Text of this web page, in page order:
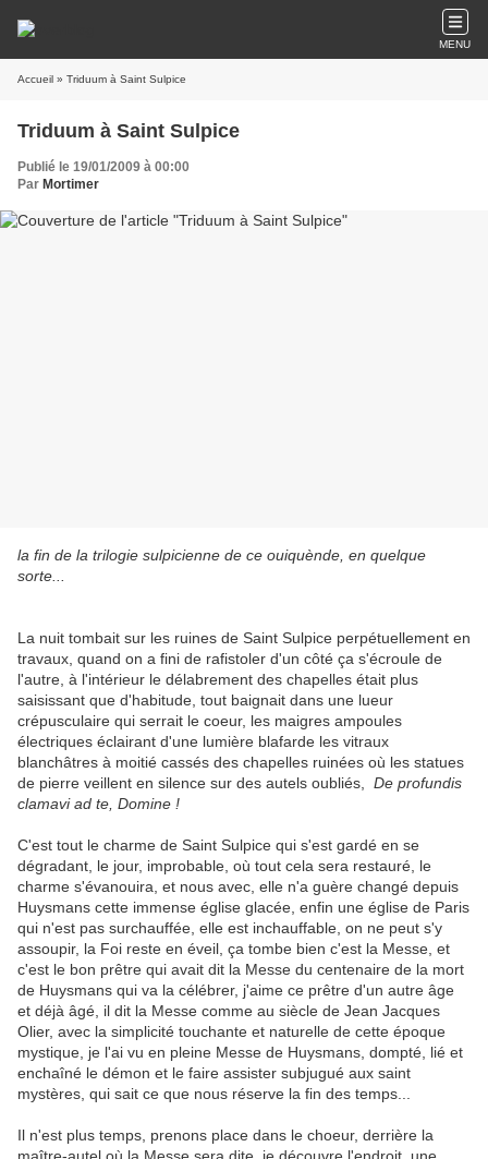
MENU
Accueil » Triduum à Saint Sulpice
Triduum à Saint Sulpice
Publié le 19/01/2009 à 00:00
Par Mortimer
la fin de la trilogie sulpicienne de ce ouiquènde, en quelque
sorte...
La nuit tombait sur les ruines de Saint Sulpice perpétuellement en
travaux, quand on a fini de rafistoler d'un côté ça s'écroule de
l'autre, à l'intérieur le délabrement des chapelles était plus
saisissant que d'habitude, tout baignait dans une lueur
crépusculaire qui serrait le coeur, les maigres ampoules
électriques éclairant d'une lumière blafarde les vitraux
blanchâtres à moitié cassés des chapelles ruinées où les statues
de pierre veillent en silence sur des autels oubliés, De profundis
clamavi ad te, Domine !
C'est tout le charme de Saint Sulpice qui s'est gardé en se
dégradant, le jour, improbable, où tout cela sera restauré, le
charme s'évanouira, et nous avec, elle n'a guère changé depuis
Huysmans cette immense église glacée, enfin une église de Paris
qui n'est pas surchauffée, elle est inchauffable, on ne peut s'y
assoupir, la Foi reste en éveil, ça tombe bien c'est la Messe, et
c'est le bon prêtre qui avait dit la Messe du centenaire de la mort
de Huysmans qui va la célébrer, j'aime ce prêtre d'un autre âge
et déjà âgé, il dit la Messe comme au siècle de Jean Jacques
Olier, avec la simplicité touchante et naturelle de cette époque
mystique, je l'ai vu en pleine Messe de Huysmans, dompté, lié et
enchaîné le démon et le faire assister subjugué aux saint
mystères, qui sait ce que nous réserve la fin des temps...
Il n'est plus temps, prenons place dans le choeur, derrière la